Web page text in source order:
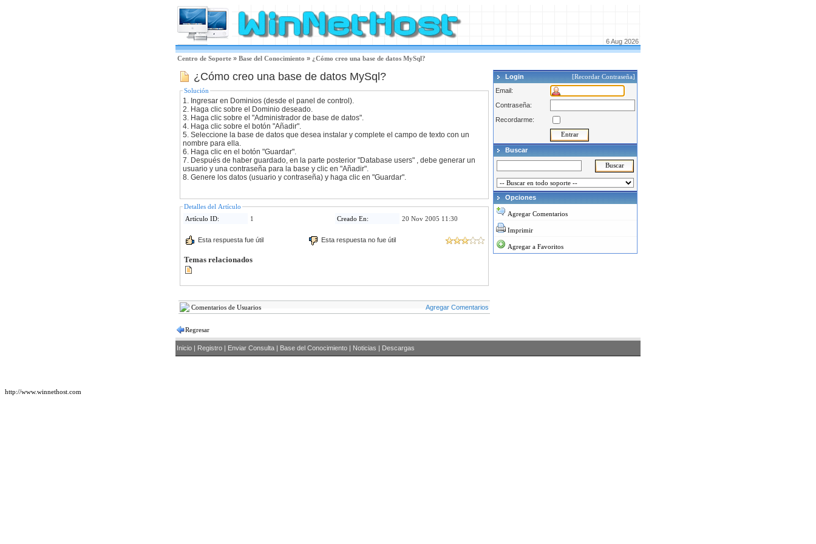
6 Aug 2026
Centro de Soporte » Base del Conocimiento » ¿Cómo creo una base de datos MySql?
¿Cómo creo una base de datos MySql?
Solución
1. Ingresar en Dominios (desde el panel de control).
2. Haga clic sobre el Dominio deseado.
3. Haga clic sobre el "Administrador de base de datos".
4. Haga clic sobre el botón "Añadir".
5. Seleccione la base de datos que desea instalar y complete el campo de texto con un
nombre para ella.
6. Haga clic en el botón "Guardar".
7. Después de haber guardado, en la parte posterior "Database users" , debe generar un
usuario y una contraseña para la base y clic en "Añadir".
8. Genere los datos (usuario y contraseña) y haga clic en "Guardar".
Detalles del Artículo
Artículo ID:
1 Creado En: 20 Nov 2005 11:30
Esta respuesta fue útil Esta respuesta no fue útil
Temas relacionados
Comentarios de Usuarios Agregar Comentarios
Login
[Recordar Contraseña]
Email:
Contraseña:
Recordarme:
Buscar
Opciones
Agregar Comentarios
Imprimir
Agregar a Favoritos
Regresar
Inicio | Registro | Enviar Consulta | Base del Conocimiento | Noticias | Descargas
http://www.winnethost.com